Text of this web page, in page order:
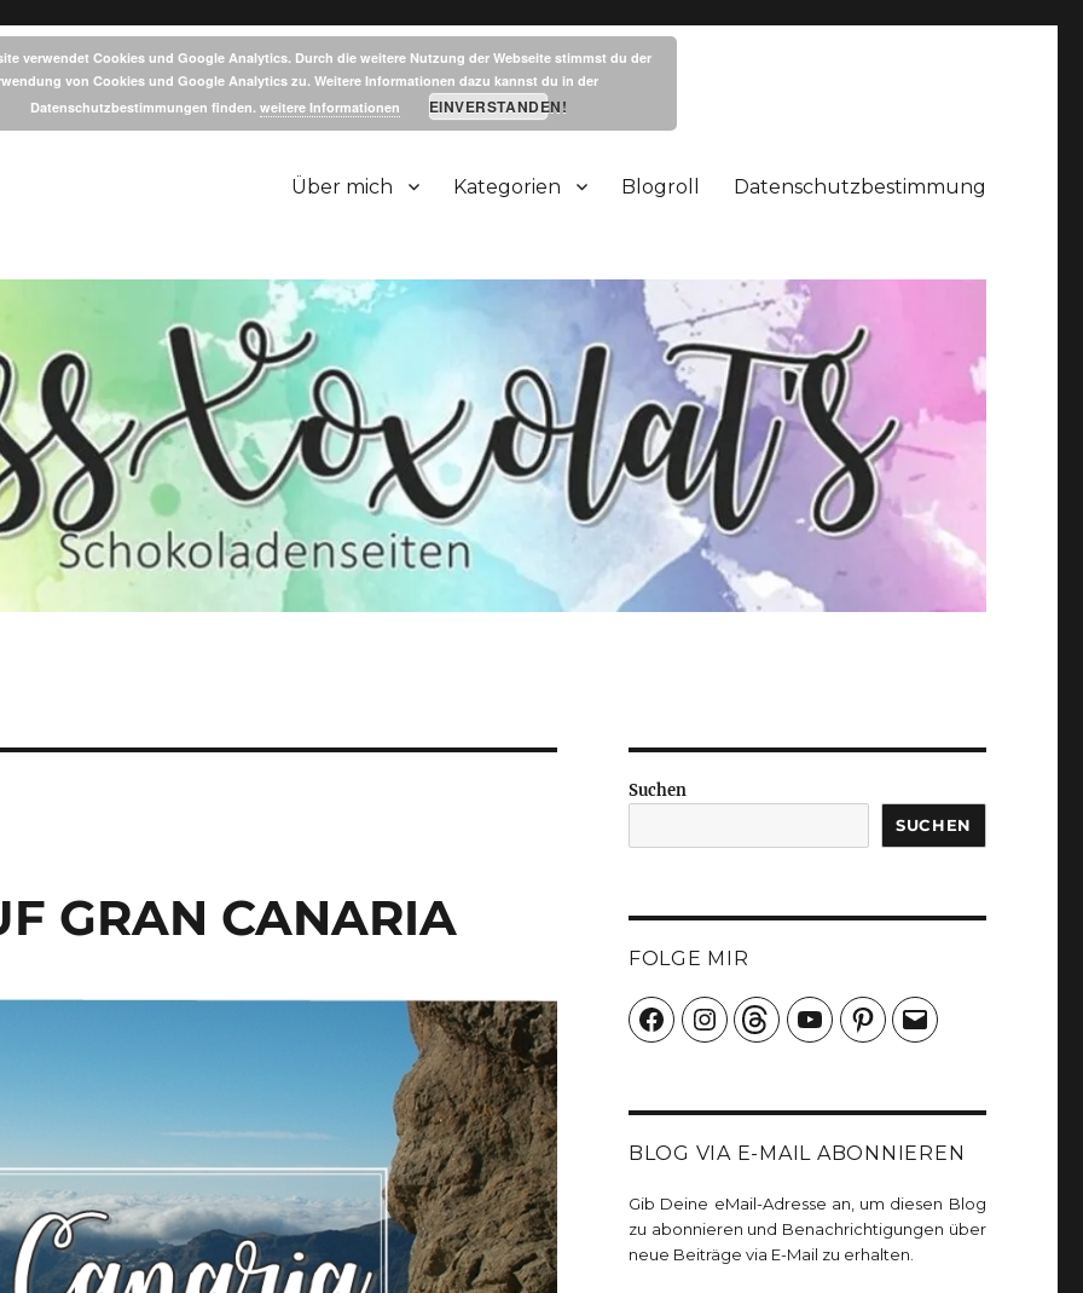
Über mich Kategorien Blogroll Datenschutzbestimmung
GRAN CANARIA
Suchen
SUCHEN
FOLGE MIR
FacebookInstagramThreadsYouTubePinterest
E-
Mail
BLOG VIA E-MAIL ABONNIEREN
Gib Deine eMail-Adresse an, um diesen Blog
zu abonnieren und Benachrichtigungen über
neue Beiträge via E-Mail zu erhalten.
verwendet Cookies und Google Analytics. Durch die weitere Nutzung der Webseite stimmst du der
von Cookies und Google Analytics zu. Weitere Informationen dazu kannst du in der
Datenschutzbestimmungen finden. weitere Informationen EINVERSTANDEN!